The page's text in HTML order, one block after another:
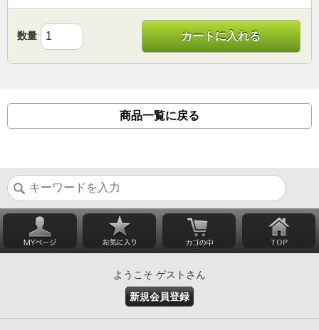
数量 カートに入れる
商品一覧に戻る
ようこそ ゲストさん
新規会員登録